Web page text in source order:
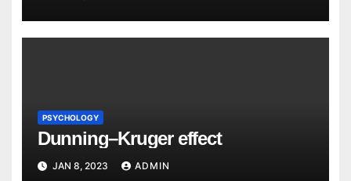
PSYCHOLOGY
Dunning–Kruger effect
JAN 8, 2023 ADMIN